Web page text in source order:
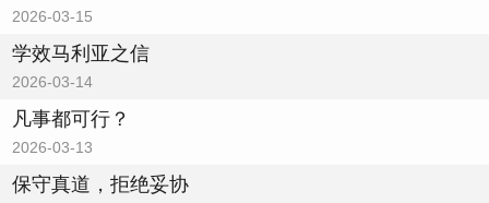
2026-03-15
学效马利亚之信
2026-03-14
凡事都可行？
2026-03-13
保守真道，拒绝妥协